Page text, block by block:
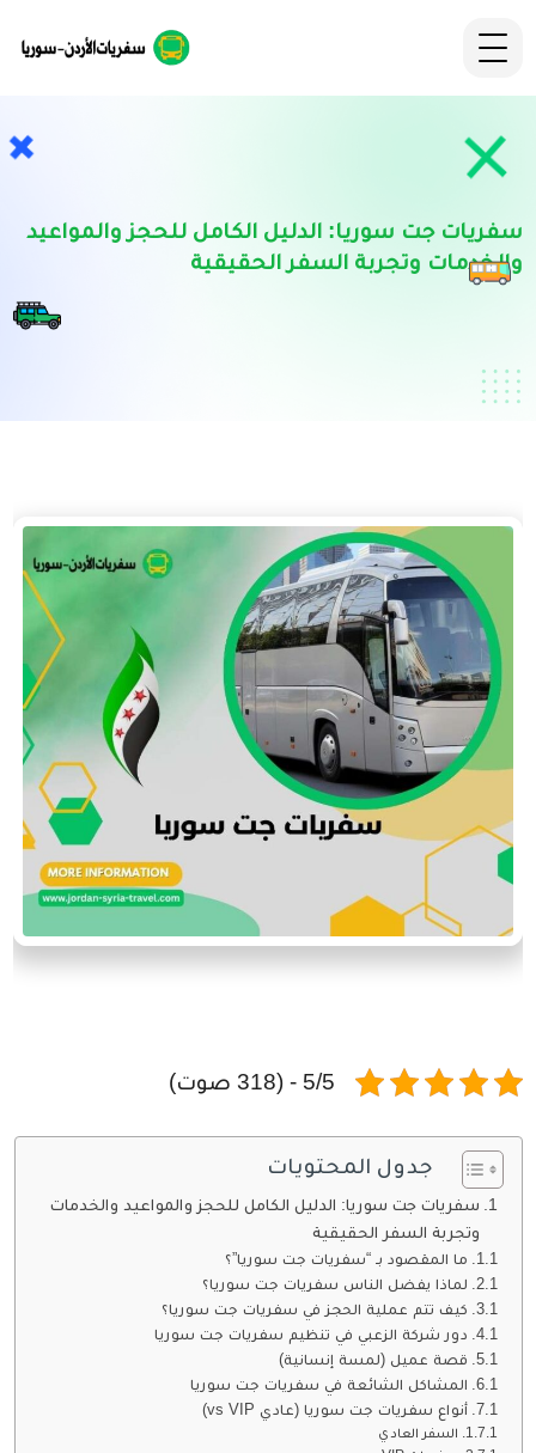
سفريات جت سوريا: الدليل الكامل للحجز والمواعيد
والخدمات وتجربة السفر الحقيقية
5/5 - (318 صوت)
جدول المحتويات
سفريات جت سوريا: الدليل الكامل للحجز والمواعيد والخدمات
وتجربة السفر الحقيقية
ما المقصود بـ “سفريات جت سوريا”؟
لماذا يفضل الناس سفريات جت سوريا؟
كيف تتم عملية الحجز في سفريات جت سوريا؟
دور شركة الزعبي في تنظيم سفريات جت سوريا
قصة عميل (لمسة إنسانية)
المشاكل الشائعة في سفريات جت سوريا
أنواع سفريات جت سوريا (عادي vs VIP)
السفر العادي